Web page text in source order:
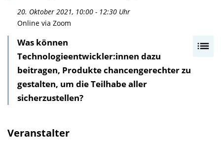
20. Oktober 2021, 10:00 - 12:30 Uhr
Online via Zoom
Was können
Technologieentwickler:innen dazu
beitragen, Produkte chancengerechter zu
gestalten, um die Teilhabe aller
sicherzustellen?
Veranstalter